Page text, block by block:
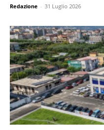
Redazione - 31 Luglio 2026